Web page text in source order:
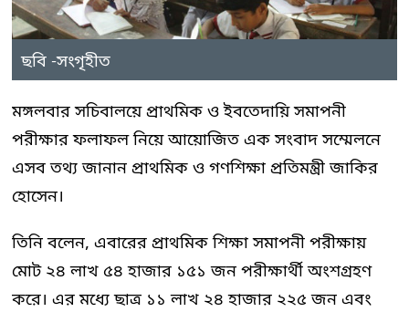
ছবি -সংগৃহীত
মঙ্গলবার সচিবালয়ে প্রাথমিক ও ইবতেদায়ি সমাপনী
পরীক্ষার ফলাফল নিয়ে আয়োজিত এক সংবাদ সম্মেলনে
এসব তথ্য জানান প্রাথমিক ও গণশিক্ষা প্রতিমন্ত্রী জাকির
হোসেন।
তিনি বলেন, এবারের প্রাথমিক শিক্ষা সমাপনী পরীক্ষায়
মোট ২৪ লাখ ৫৪ হাজার ১৫১ জন পরীক্ষার্থী অংশগ্রহণ
করে। এর মধ্যে ছাত্র ১১ লাখ ২৪ হাজার ২২৫ জন এবং